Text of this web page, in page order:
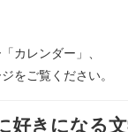
カレンダー」、
をご覧ください。
好きになる